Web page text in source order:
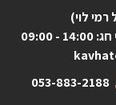
לוי)
09:00
053-883-2188